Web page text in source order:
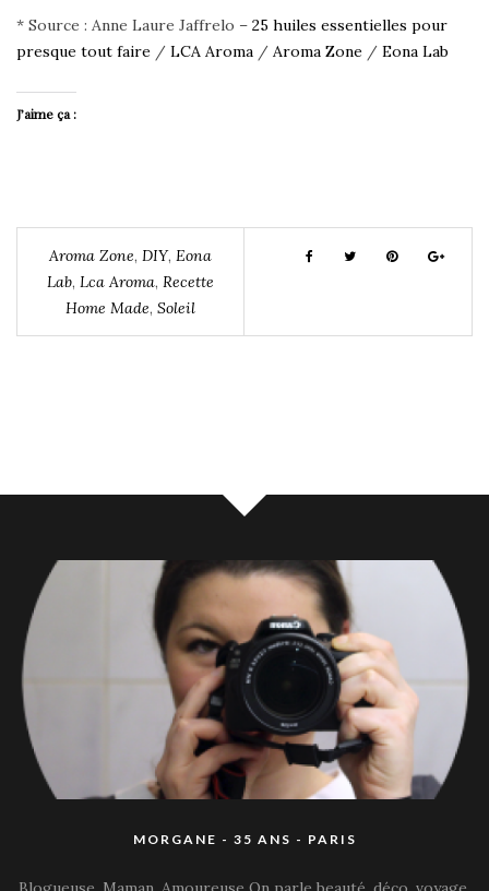
* Source : Anne Laure Jaffrelo – 25 huiles essentielles pour
presque tout faire / LCA Aroma / Aroma Zone / Eona Lab
J’aime ça :
Aroma Zone, DIY, Eona
Lab, Lca Aroma, Recette
Home Made, Soleil
MORGANE - 35 ANS - PARIS